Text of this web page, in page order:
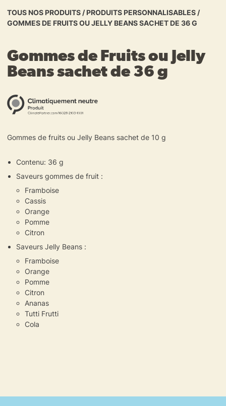
TOUS NOS PRODUITS / PRODUITS PERSONNALISABLES /
GOMMES DE FRUITS OU JELLY BEANS SACHET DE 36 G
Gommes de Fruits ou Jelly
Beans sachet de 36 g
Gommes de fruits ou Jelly Beans sachet de 10 g
Contenu: 36 g
Saveurs gommes de fruit :
Framboise
Cassis
Orange
Pomme
Citron
Saveurs Jelly Beans :
Framboise
Orange
Pomme
Citron
Ananas
Tutti Frutti
Cola